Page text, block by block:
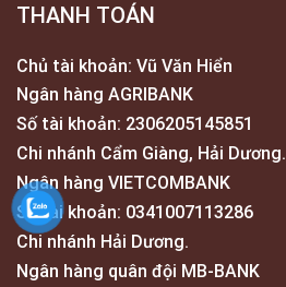
THANH TOÁN
Chủ tài khoản: Vũ Văn Hiển
Ngân hàng AGRIBANK
Số tài khoản: 2306205145851
Chi nhánh Cẩm Giàng, Hải Dương.
Ngân hàng VIETCOMBANK
Số tài khoản: 0341007113286
Chi nhánh Hải Dương.
Ngân hàng quân đội MB-BANK